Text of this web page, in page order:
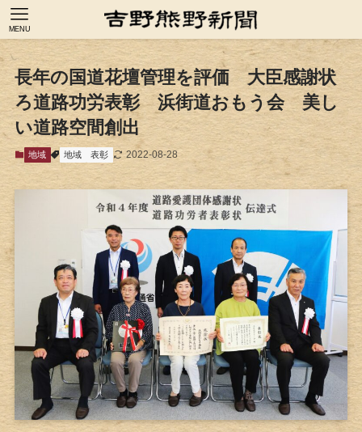
MENU
長年の国道花壇管理を評価 大臣感謝状
ろ道路功労表彰 浜街道おもう会 美し
い道路空間創出
地域 地域 表彰 2022-08-28